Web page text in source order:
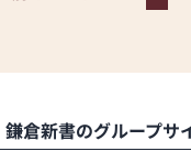
他に無い唯
ル仏壇」
鎌倉新書のグループサ